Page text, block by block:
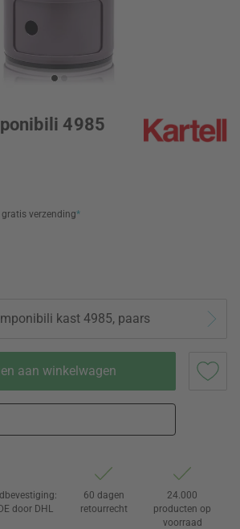
4985
gratis verzending*
kast 4985, paars
aan winkelwagen
door DHL
60 dagen
retourrecht
24.000
producten op
voorraad